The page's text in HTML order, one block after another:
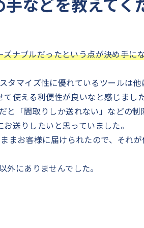
ナブルだったという点が決め手に
タマイズ性に優れているツールは他
使える利便性が良いなと感じました
と「間取りしか送れない」などの制
送りしたいと思っていました。
まお客様に届けられたので、それ
にありませんでした。